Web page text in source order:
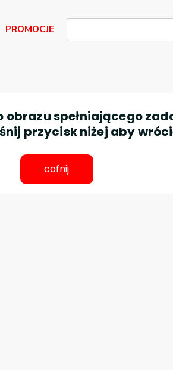
PROMOCJE
obrazu spełniającego
przycisk niżej aby
cofnij